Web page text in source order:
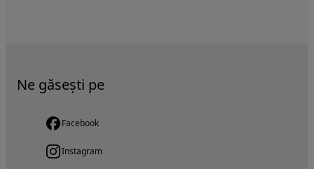
Ne găsești pe
Facebook
Instagram